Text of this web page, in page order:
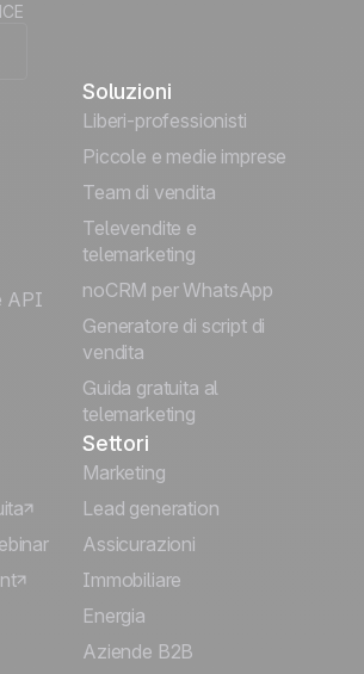
API
Soluzioni
Liberi-professionisti
Piccole e medie imprese
Team di vendita
Televendite e
telemarketing
noCRM per WhatsApp
Generatore di script di
vendita
Guida gratuita al
telemarketing
Settori
Marketing
Lead generation
Assicurazioni
Immobiliare
Energia
Aziende B2B